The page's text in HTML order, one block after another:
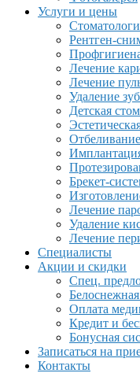
Услуги и цены
Рентген-
Лечение
Лечение
Удаление
Детская
Брекет-
Лечение
Удаление
Лечение
Специалисты
Акции и скидки
Спец.
Оплата
Кредит и
Бонусная
Записаться на
Контакты